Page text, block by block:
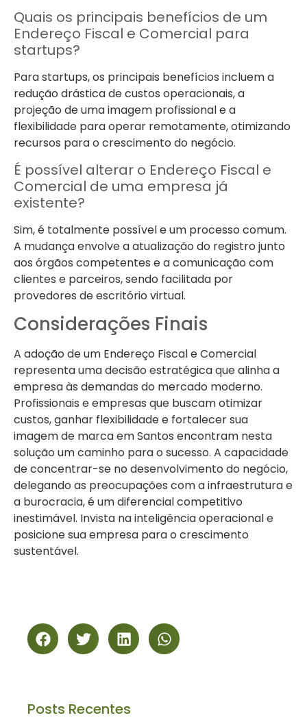
Quais os principais benefícios de um
Endereço Fiscal e Comercial para
startups?
Para startups, os principais benefícios incluem a
redução drástica de custos operacionais, a
projeção de uma imagem profissional e a
flexibilidade para operar remotamente, otimizando
recursos para o crescimento do negócio.
É possível alterar o Endereço Fiscal e
Comercial de uma empresa já
existente?
Sim, é totalmente possível e um processo comum.
A mudança envolve a atualização do registro junto
aos órgãos competentes e a comunicação com
clientes e parceiros, sendo facilitada por
provedores de escritório virtual.
Considerações Finais
A adoção de um Endereço Fiscal e Comercial
representa uma decisão estratégica que alinha a
empresa às demandas do mercado moderno.
Profissionais e empresas que buscam otimizar
custos, ganhar flexibilidade e fortalecer sua
imagem de marca em Santos encontram nesta
solução um caminho para o sucesso. A capacidade
de concentrar-se no desenvolvimento do negócio,
delegando as preocupações com a infraestrutura e
a burocracia, é um diferencial competitivo
inestimável. Invista na inteligência operacional e
posicione sua empresa para o crescimento
sustentável.
Posts Recentes